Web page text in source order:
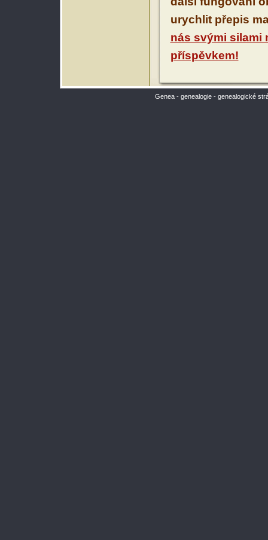
urychlit přepis
nás svými silami
příspěvkem!
Genea - genealogie - genealogické